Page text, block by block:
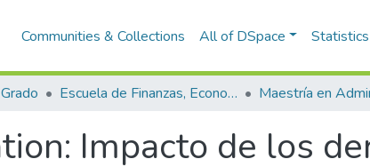
Communities & Collections All of DSpace Statistics
Escuela de Finanzas, Economía y Gobierno
Impacto de los